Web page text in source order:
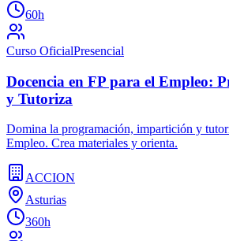
60h
Curso OficialPresencial
Docencia en FP para el Empleo:
y Tutoriza
Domina la programación, impartición y
Empleo. Crea materiales y orienta.
ACCION
Asturias
360h